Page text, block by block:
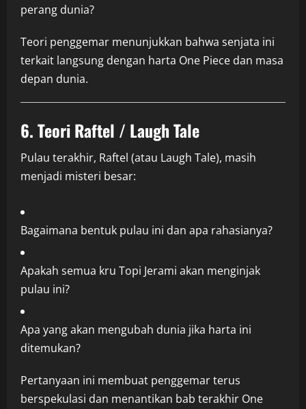
perang dunia?
Teori penggemar menunjukkan bahwa senjata ini
terkait langsung dengan harta One Piece dan masa
depan dunia.
6. Teori Raftel / Laugh Tale
Pulau terakhir, Raftel (atau Laugh Tale), masih
menjadi misteri besar:
Bagaimana bentuk pulau ini dan apa rahasianya?
Apakah semua kru Topi Jerami akan menginjak
pulau ini?
Apa yang akan mengubah dunia jika harta ini
ditemukan?
Pertanyaan ini membuat penggemar terus
berspekulasi dan menantikan bab terakhir One